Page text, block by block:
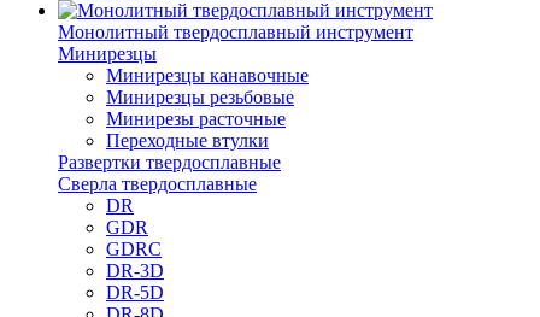
Монолитный твердосплавный инструмент
Минирезцы
Минирезцы канавочные
Минирезцы резьбовые
Минирезы расточные
Переходные втулки
Развертки твердосплавные
Сверла твердосплавные
DR
GDR
GDRC
DR-3D
DR-5D